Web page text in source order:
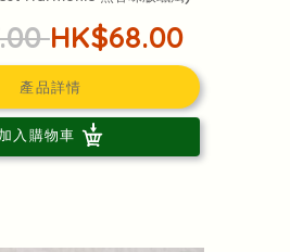
HK$68.00
產品詳情
加入購物車